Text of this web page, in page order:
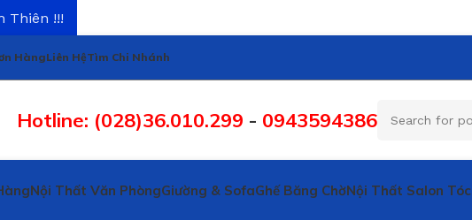
HàngLiên HệTìm Chi Nhánh
Hotline: (028)36.010.299 - 0943594386
Nội Thất Văn PhòngGiường & SofaGhế Băng ChờNội Thất Salon Tóc
Thiên !!!